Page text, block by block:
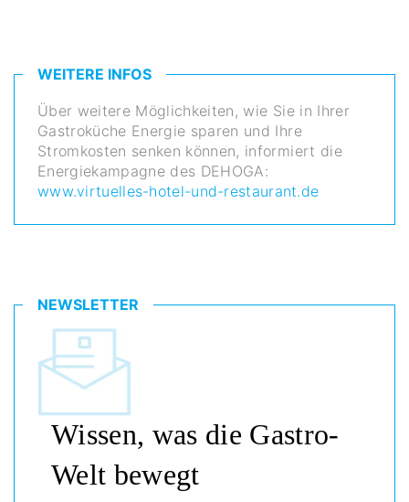
WEITERE INFOS
Über weitere Möglichkeiten, wie Sie in Ihrer
Gastroküche Energie sparen und Ihre
Stromkosten senken können, informiert die
Energiekampagne des DEHOGA:
www.virtuelles-hotel-und-restaurant.de
NEWSLETTER
Wissen, was die Gastro-
Welt bewegt